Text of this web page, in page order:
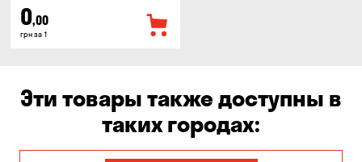
0,00
грн за 1
Эти товары также доступны в
таких городах: